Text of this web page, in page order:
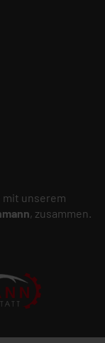
unserem
, zusammen.